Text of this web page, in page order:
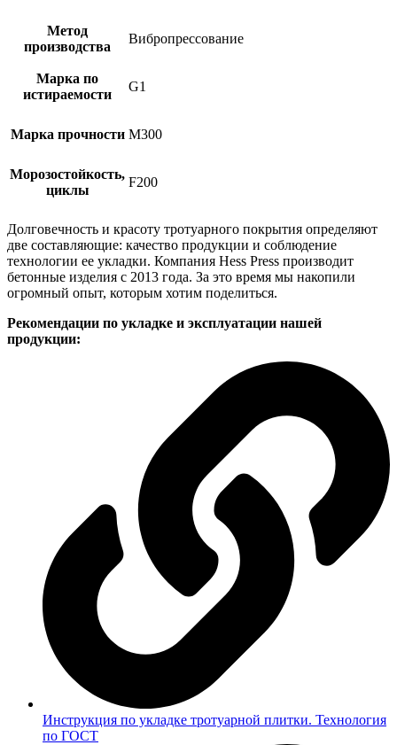
Метод
производства
Вибропрессование
Марка по
истираемости
G1
Марка прочности М300
Морозостойкость,
циклы
F200
Долговечность и красоту тротуарного покрытия определяют
две составляющие: качество продукции и соблюдение
технологии ее укладки. Компания Hess Press производит
бетонные изделия с 2013 года. За это время мы накопили
огромный опыт, которым хотим поделиться.
Рекомендации по укладке и эксплуатации нашей
продукции:
Инструкция по укладке тротуарной плитки. Технология
по ГОСТ